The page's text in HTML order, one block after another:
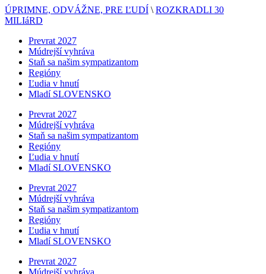
ÚPRIMNE, ODVÁŽNE, PRE ĽUDÍ \ ROZKRADLI 30
MILIáRD
Prevrat 2027
Múdrejší vyhráva
Staň sa našim sympatizantom
Regióny
Ľudia v hnutí
Mladí SLOVENSKO
Prevrat 2027
Múdrejší vyhráva
Staň sa našim sympatizantom
Regióny
Ľudia v hnutí
Mladí SLOVENSKO
Prevrat 2027
Múdrejší vyhráva
Staň sa našim sympatizantom
Regióny
Ľudia v hnutí
Mladí SLOVENSKO
Prevrat 2027
Múdrejší vyhráva